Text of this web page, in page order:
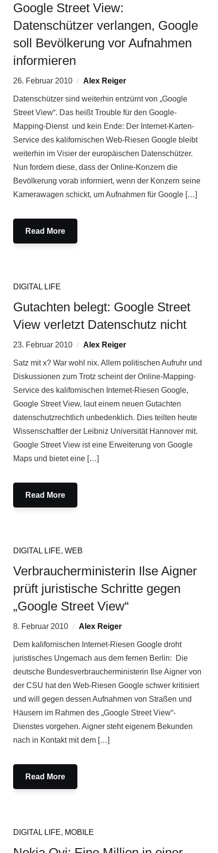
Google Street View:
Datenschützer verlangen, Google
soll Bevölkerung vor Aufnahmen
informieren
26. Februar 2010 Alex Reiger
Datenschützer sind weiterhin entzürnt von „Google
Street View“. Das heißt Trouble für den Google-
Mapping-Dienst und kein Ende: Der Internet-Karten-
Service des kalifornischen Web-Riesen Google bleibt
weiterhin im Visier der europäischen Datenschützer.
Nun fordern diese, dass der Online-Konzern die
Bevölkerung vorab informiert, wenn der Konzern seine
Kamerawagen schickt, um Aufnahmen für Google […]
Read More
DIGITAL LIFE
Gutachten belegt: Google Street
View verletzt Datenschutz nicht
23. Februar 2010 Alex Reiger
Satz mit x? War wohl nix. Allem politischen Aufruhr und
Diskussionen zum Trotz scheint der Online-Mapping-
Service des kalifornischen Internet-Riesen Google,
Google Street View, laut einem neuen Gutachten
datenschutzrechtlich unbedenklich. Dies teilten heute
Wissenschaftler der Leibniz Universität Hannover mit.
Google Street View ist eine Erweiterung von Google
Maps und bietet eine […]
Read More
DIGITAL LIFE, WEB
Verbraucherministerin Ilse Aigner
prüft juristische Schritte gegen
„Google Street View“
8. Februar 2010 Alex Reiger
Dem kalifornischen Internet-Riesen Google droht
juristisches Ungemach aus dem fernen Berlin: Die
deutsche Bundesverbraucherministerin Ilse Aigner von
der CSU hat den Web-Riesen Google schwer kritisiert
und will gegen dessen Aufnahmen von Straßen und
Häusern im Rahmen des „Google Street View“-
Dienstes vorgehen. Aigner steht eigenem Bekunden
nach in Kontakt mit dem […]
Read More
DIGITAL LIFE, MOBILE